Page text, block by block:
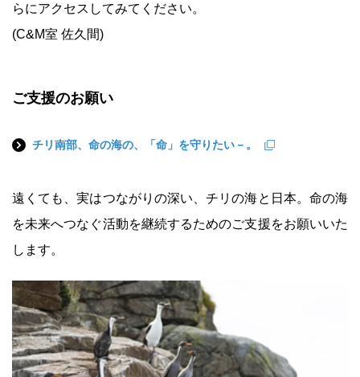
らにアクセスしてみてください。
(C&M室 佐久間)
ご支援のお願い
チリ南部、命の海の、「命」を守りたい－。
遠くても、実はつながりの深い、チリの海と日本。命の海
を未来へつなぐ活動を継続するためのご支援をお願いいた
します。